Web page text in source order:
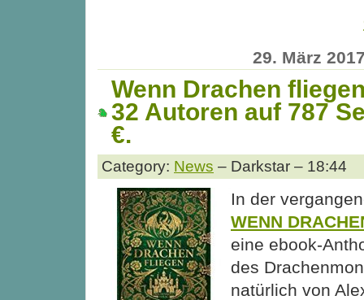
29. März
Wenn Drachen
32 Autoren auf 787
€.
Category: News – Darkstar – 18:44
In der
WENN
eine ebook-
des
natürlich von